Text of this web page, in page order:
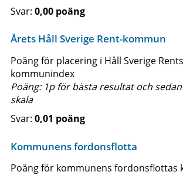
0,00 poäng
Årets Håll Sverige Rent-kommun
Poäng för placering i Håll Sverige Rents
kommunindex
Poäng: 1p för bästa resultat och
skala
0,01 poäng
Kommunens fordonsflotta
Poäng för kommunens fordonsflottas